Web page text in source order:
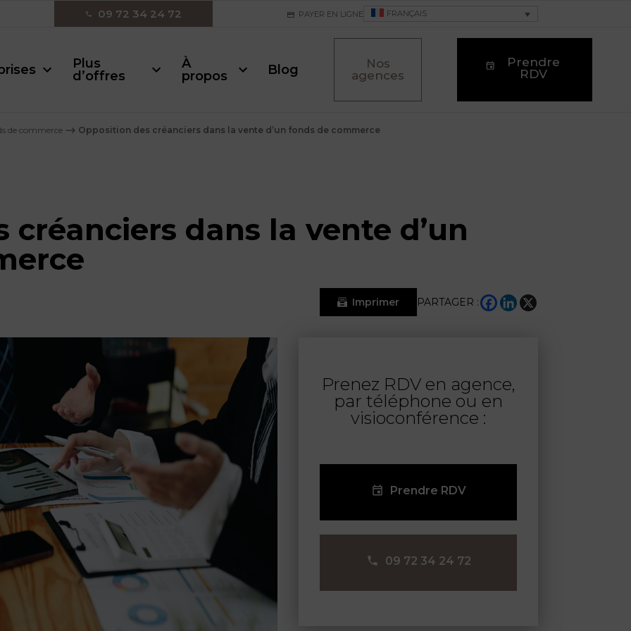
09 72 34 24 72 PAYER EN LIGNE FRANÇAIS
Plus
d’offres
À
propos
Blog
Nos
agences
Prendre
RDV
de commerce ⟶ Opposition des créanciers dans la vente d’un fonds de commerce
créanciers dans la vente d’un
Imprimer PARTAGER :
Prenez RDV en agence,
par téléphone ou en
visioconférence :
Prendre RDV
09 72 34 24 72